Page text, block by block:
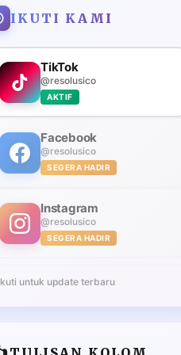
IKUTI KAMI
TikTok
@resolusico
AKTIF
Facebook
@resolusico
SEGERA HADIR
Instagram
@resolusico
SEGERA HADIR
untuk update terbaru